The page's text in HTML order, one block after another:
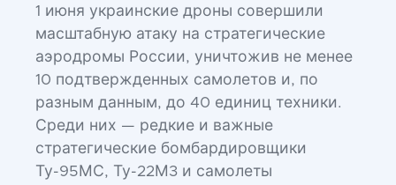
1 июня украинские дроны совершили
масштабную атаку на стратегические
аэродромы России, уничтожив не менее
10 подтвержденных самолетов и, по
разным данным, до 40 единиц техники.
Среди них — редкие и важные
стратегические бомбардировщики
Ту-95МС, Ту-22М3 и самолеты